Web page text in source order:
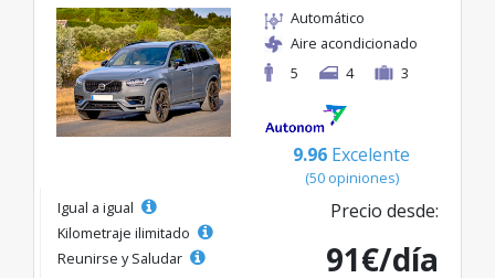
Automático
Aire acondicionado
5
4 3
9.96 Excelente
(50 opiniones)
Igual a igual
Kilometraje ilimitado
Reunirse y Saludar
Precio desde:
91€/día